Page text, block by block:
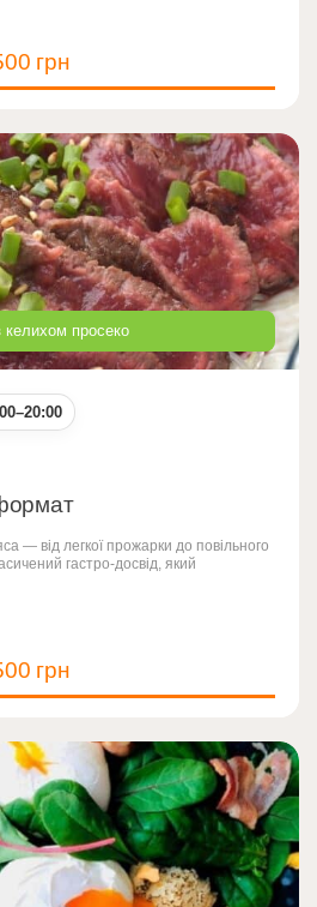
грн
келихом просеко
— від легкої прожарки до повільного
гастро-досвід, який
грн